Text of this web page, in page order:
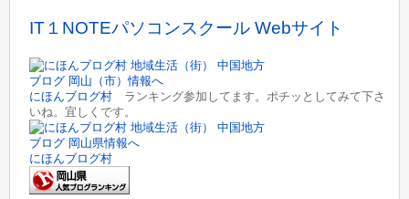
IT１NOTEパソコンスクール Webサイト
にほんブログ村 ランキング参加してます。ポチッとしてみて下さ
いね。宜しくです。
にほんブログ村